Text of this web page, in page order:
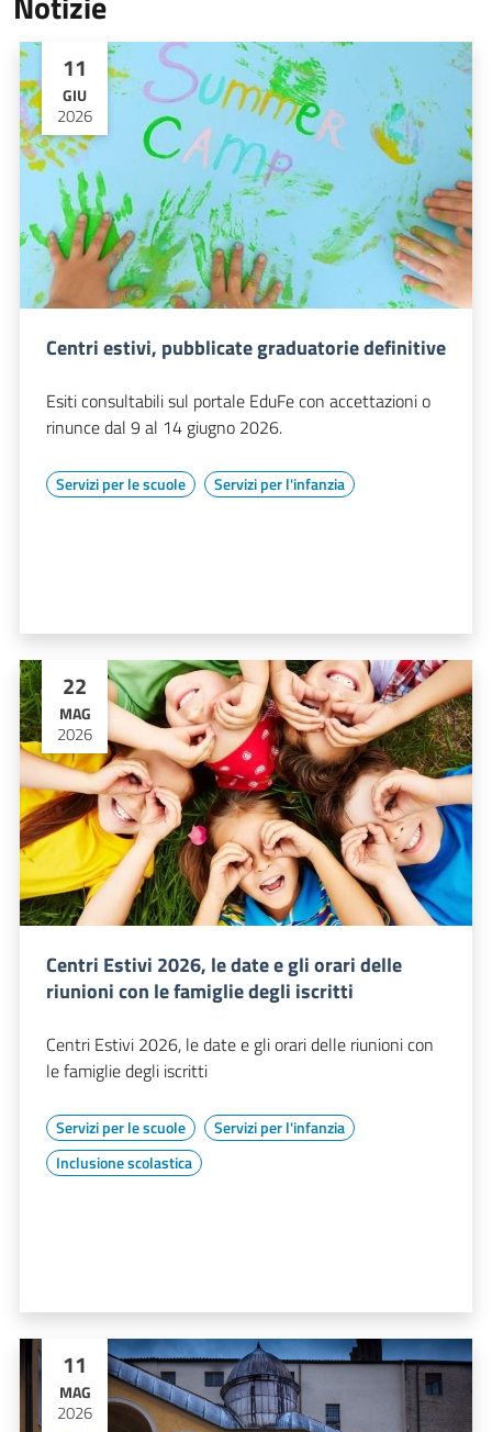
11
GIU
2026
Centri estivi, pubblicate graduatorie definitive
Esiti consultabili sul portale EduFe con accettazioni o
rinunce dal 9 al 14 giugno 2026.
Servizi per le scuole Servizi per l'infanzia
22
MAG
2026
Centri Estivi 2026, le date e gli orari delle
riunioni con le famiglie degli iscritti
Centri Estivi 2026, le date e gli orari delle riunioni con
le famiglie degli iscritti
Servizi per le scuole
Servizi per l'infanzia
Inclusione scolastica
11
MAG
2026